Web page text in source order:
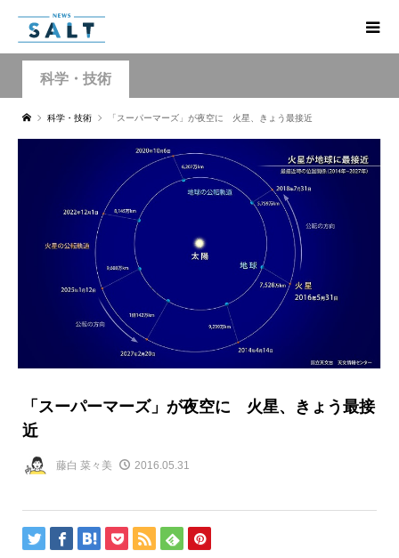
科学・技術
科学・技術 「スーパーマーズ」が夜空に 火星、きょう最接近
「スーパーマーズ」が夜空に 火星、きょう最接
近
藤白 菜々美 2016.05.31